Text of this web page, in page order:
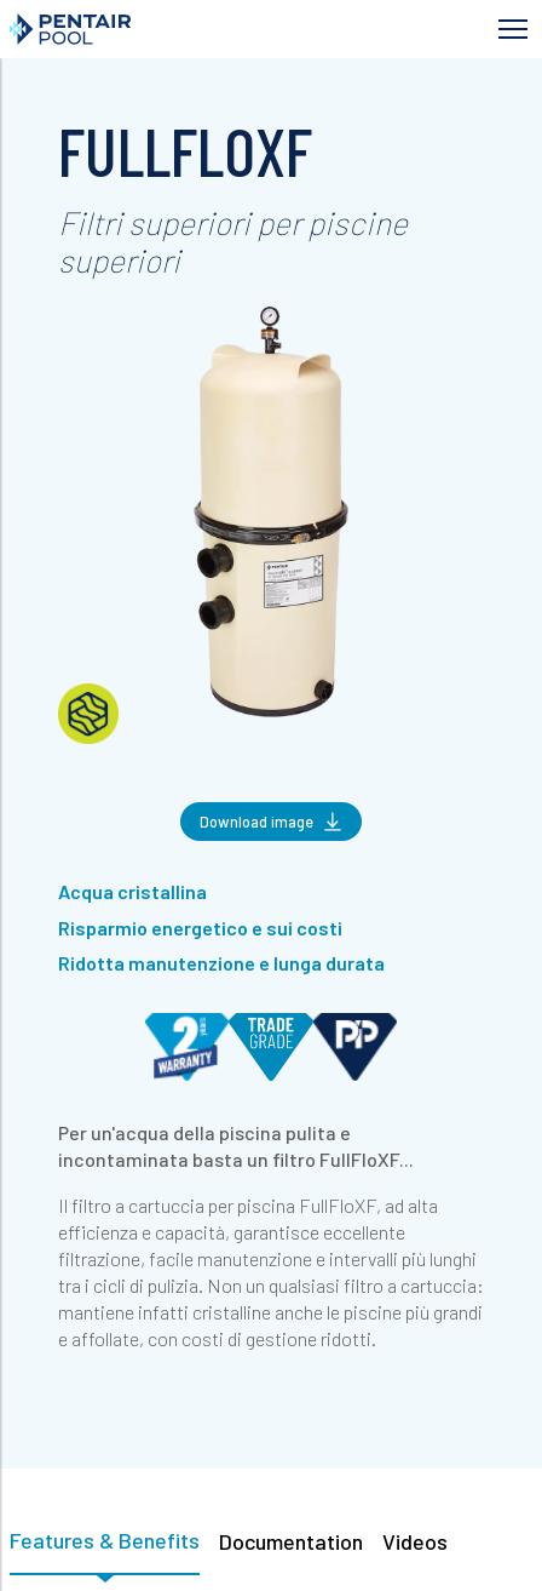
Skip
to
main
FULLFLOXF
Filtri superiori per piscine
superiori
Download image
Acqua cristallina
Risparmio energetico e sui costi
Ridotta manutenzione e lunga durata
Per un'acqua della piscina pulita e
incontaminata basta un filtro FullFloXF...
Il filtro a cartuccia per piscina FullFloXF, ad alta
efficienza e capacità, garantisce eccellente
filtrazione, facile manutenzione e intervalli più lunghi
tra i cicli di pulizia. Non un qualsiasi filtro a cartuccia:
mantiene infatti cristalline anche le piscine più grandi
e affollate, con costi di gestione ridotti.
Features & Benefits Documentation Videos